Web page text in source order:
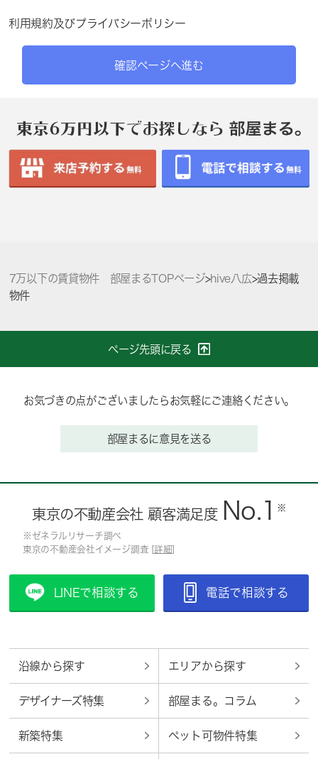
利用規約及びプライバシーポリシー
確認ページへ進む
7万以下の賃貸物件 部屋まるTOPページ>hive八広>過去掲載
物件
ページ先頭に戻る
お気づきの点がございましたらお気軽にご連絡ください。
部屋まるに意見を送る
東京の不動産会社 顧客満足度 No.1 ※
※ゼネラルリサーチ調べ
東京の不動産会社イメージ調査 [ 詳細
LINEで相談する 電話で相談する
沿線から探す エリアから探す
デザイナーズ特集 部屋まる。コラム
新築特集 ペット可物件特集